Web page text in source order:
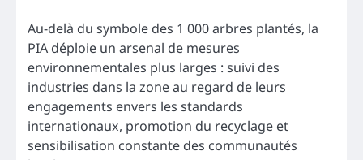
Au-delà du symbole des 1 000 arbres plantés, la
PIA déploie un arsenal de mesures
environnementales plus larges : suivi des
industries dans la zone au regard de leurs
engagements envers les standards
internationaux, promotion du recyclage et
sensibilisation constante des communautés